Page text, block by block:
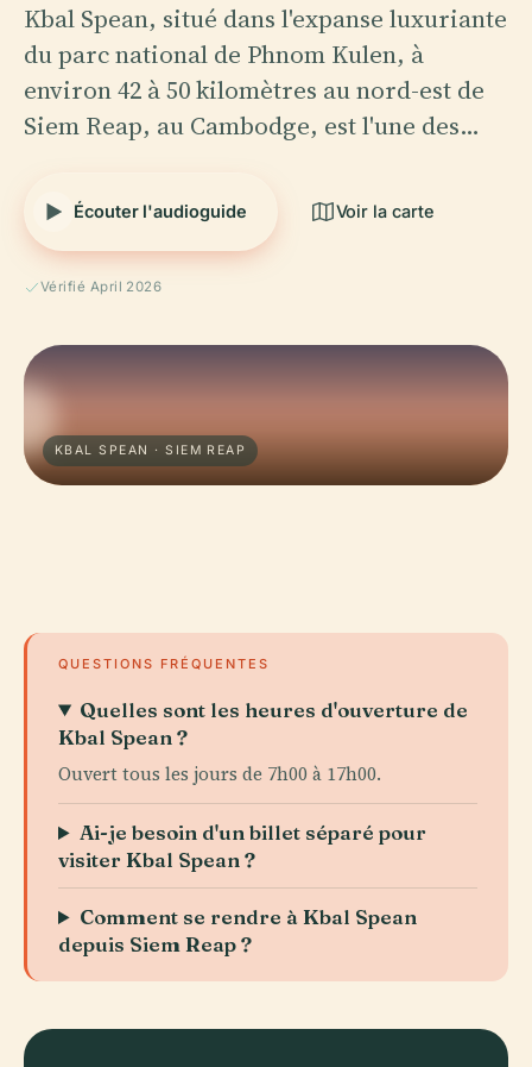
Kbal Spean, situé dans l'expanse luxuriante
du parc national de Phnom Kulen, à
environ 42 à 50 kilomètres au nord-est de
Siem Reap, au Cambodge, est l'une des…
Écouter l'audioguide Voir la carte
Vérifié April 2026
KBAL SPEAN · SIEM REAP
QUESTIONS FRÉQUENTES
Quelles sont les heures d'ouverture de
Kbal Spean ?
Ouvert tous les jours de 7h00 à 17h00.
Ai-je besoin d'un billet séparé pour
visiter Kbal Spean ?
Comment se rendre à Kbal Spean
depuis Siem Reap ?